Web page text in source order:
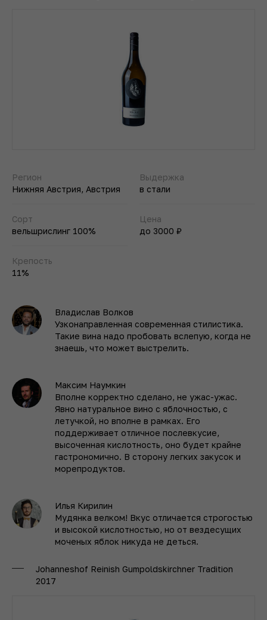
Регион
Нижняя Австрия, Австрия
Сорт
вельшрислинг 100%
Крепость
11%
Выдержка
в стали
Цена
до 3000 ₽
Владислав Волков
Узконаправленная современная стилистика.
Такие вина надо пробовать вслепую, когда не
знаешь, что может выстрелить.
Максим Наумкин
Вполне корректно сделано, не ужас-ужас.
Явно натуральное вино с яблочностью, с
летучкой, но вполне в рамках. Его
поддерживает отлич­ное послевкусие,
высоченная кислотность, оно будет крайне
гастрономично. В сторону легких закусок и
морепродуктов.
Илья Кирилин
Мудянка велком! Вкус отличается строгостью
и высокой кислотностью, но от вездесущих
моченых яблок никуда не деться.
Johanneshof Reinish Gumpoldskirchner Tradition
2017